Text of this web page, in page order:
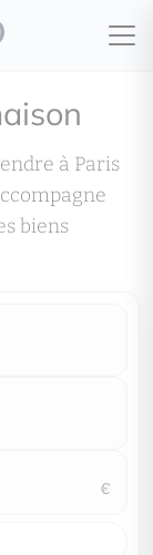
à Paris
biens
€